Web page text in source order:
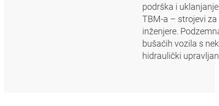
podrška i
TBM-a – strojevi
inženjere.
bušaćih vozila s
hidraulički